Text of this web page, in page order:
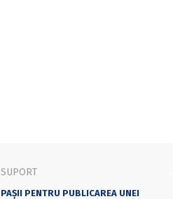
SUPORT
PAȘII PENTRU PUBLICAREA UNEI